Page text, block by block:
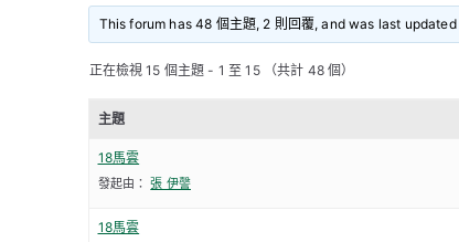
This forum has 48 個主題, 2 則回覆, and was last updated
正在檢視 15 個主題 - 1 至 15 （共計 48 個）
主題
18馬雲
發起由：張 伊謦
18馬雲